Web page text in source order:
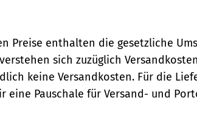
Preise enthalten die gesetzliche
sich zuzüglich
keine Versandkosten. Für die
eine Pauschale für Versand- und